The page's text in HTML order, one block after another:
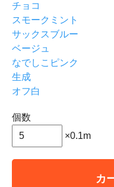
チョコ
スモークミント
サックスブルー
ベージュ
なでしこピンク
生成
オフ白
個数
×0.1m
カ